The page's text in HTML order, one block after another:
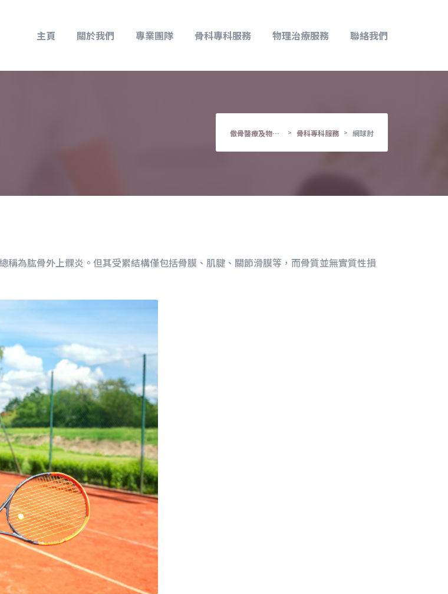
主頁 關於我們 專業團隊 骨科專科服務 物理治療服務 聯絡我們
傲骨醫療及物理治療中心 > 骨科專科服務 > 網球肘
為肱骨外上髁炎。但其受累結構僅包括骨膜、肌腱、關節滑膜等，而骨質並無實質性損